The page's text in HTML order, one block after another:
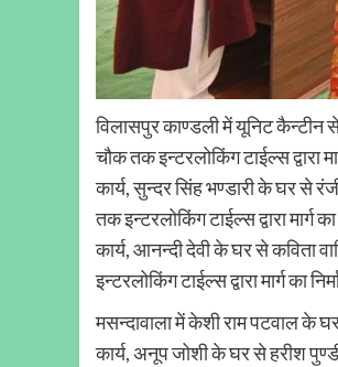
विलासपुर काण्डली में यूनिट कैन्टीन
चौक तक इन्टरलोकिंग टाईल्स द्वारा
कार्य, सुन्दर सिंह भण्डारी के घर से
तक इन्टरलोकिंग टाईल्स द्वारा मार्ग
कार्य, आनन्दी देवी के घर से कविता
इन्टरलोकिंग टाईल्स द्वारा मार्ग का
मसन्दावाला में केशी राम पटवाल के घर
कार्य, अनूप जोशी के घर से हरीश